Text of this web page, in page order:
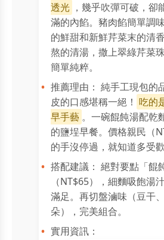
透光 ，幾乎吹彈可破，卻
滿的內餡。豬肉餡簡單調
的鮮甜和新鮮芹菜末的清
熬的清湯，撒上翠綠芹菜
簡單純粹。
推薦理由： 純手工現包的
皮的口感堪稱一絕！ 吃的
早手藝 。一碗餛飩湯配乾
的鹽埕早餐。價格親民（
的手沒停過，就知道多受歡
搭配建議： 絕對要點「餛
（NT$65），細麵吸飽湯
滿足。再切盤滷味（豆干
朵），完美組合。
實用資訊：